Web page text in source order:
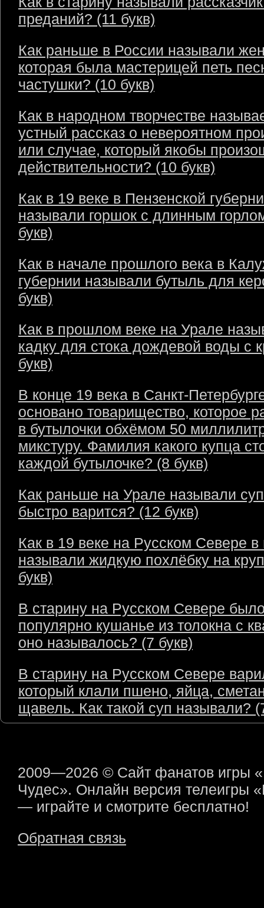
преданий? (11 букв)
Как раньше в России называли
которая была мастерицей петь
частушки? (10 букв)
Как в народном творчестве
устный рассказ о невероятном
или случае, который якобы
действительности? (10 букв)
Как в 19 веке в Пензенской
называли горшок с длинным
букв)
Как в начале прошлого века в
губернии называли бутыль для
букв)
Как в прошлом веке на Урале
кадку для стока дождевой воды с
букв)
В конце 19 века в Санкт-
основано товарищество, которое
в бутылочки обхёмом 50
микстуру. Фамилия какого купца
каждой бутылочке? (8 букв)
Как раньше на Урале называли
быстро варится? (12 букв)
Как в 19 веке на Русском Севере в
называли жидкую похлёбку на
букв)
В старину на Русском Севере
популярно кушанье из толокна с
оно называлось? (7 букв)
В старину на Русском Севере
который клали пшено, яйца,
щавель. Как такой суп называли?
2009—2026 © Сайт фанатов игры
Чудес». Онлайн версия телеигры
— играйте и смотрите бесплатно!
Обратная связь